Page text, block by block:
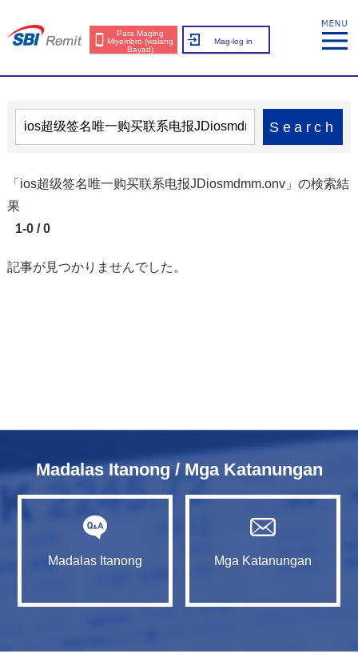
Para Maging
Miyembro (walang
Bayad)
Mag-log in
Search
「ios超级签名唯一购买联系电报JDiosmdmm.onv」の検索結
果
1-0 / 0
記事が見つかりませんでした。
Madalas Itanong / Mga Katanungan
Madalas Itanong Mga Katanungan